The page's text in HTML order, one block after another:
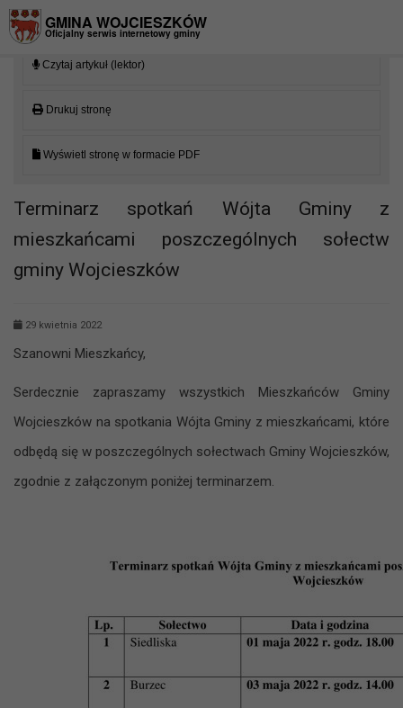
GMINA WOJCIESZKÓW
Oficjalny serwis internetowy gminy
Czytaj artykuł (lektor)
Drukuj stronę
Wyświetl stronę w formacie PDF
Terminarz spotkań Wójta Gminy z
mieszkańcami poszczególnych sołectw
gminy Wojcieszków
29 kwietnia 2022
Szanowni Mieszkańcy,
Serdecznie zapraszamy wszystkich Mieszkańców Gminy
Wojcieszków na spotkania Wójta Gminy z mieszkańcami, które
odbędą się w poszczególnych sołectwach Gminy Wojcieszków,
zgodnie z załączonym poniżej terminarzem.